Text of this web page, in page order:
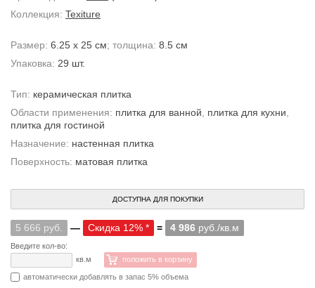
Коллекция: Texiture
Размер: 6.25 x 25 см; толщина: 8.5 см
Упаковка: 29 шт.
Тип: керамическая плитка
Области применения: плитка для ванной плитка для кухни
плитка для гостиной
Назначение: настенная плитка
Поверхность: матовая плитка
ДОСТУПНА ДЛЯ ПОКУПКИ
5 666 руб. — Скидка 12% * = 4 986 руб./кв.м
Введите кол-во:
кв.м
положить в корзину
автоматически добавлять в запас 5% объема